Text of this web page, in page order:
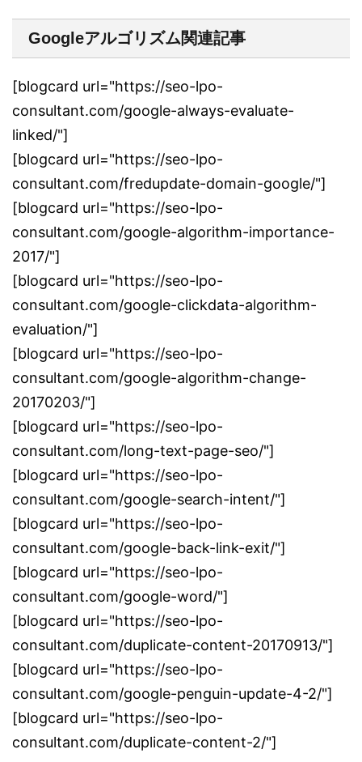
Googleアルゴリズム関連記事
[blogcard url="https://seo-lpo-
consultant.com/google-always-evaluate-
linked/"]
[blogcard url="https://seo-lpo-
consultant.com/fredupdate-domain-google/"]
[blogcard url="https://seo-lpo-
consultant.com/google-algorithm-importance-
2017/"]
[blogcard url="https://seo-lpo-
consultant.com/google-clickdata-algorithm-
evaluation/"]
[blogcard url="https://seo-lpo-
consultant.com/google-algorithm-change-
20170203/"]
[blogcard url="https://seo-lpo-
consultant.com/long-text-page-seo/"]
[blogcard url="https://seo-lpo-
consultant.com/google-search-intent/"]
[blogcard url="https://seo-lpo-
consultant.com/google-back-link-exit/"]
[blogcard url="https://seo-lpo-
consultant.com/google-word/"]
[blogcard url="https://seo-lpo-
consultant.com/duplicate-content-20170913/"]
[blogcard url="https://seo-lpo-
consultant.com/google-penguin-update-4-2/"]
[blogcard url="https://seo-lpo-
consultant.com/duplicate-content-2/"]